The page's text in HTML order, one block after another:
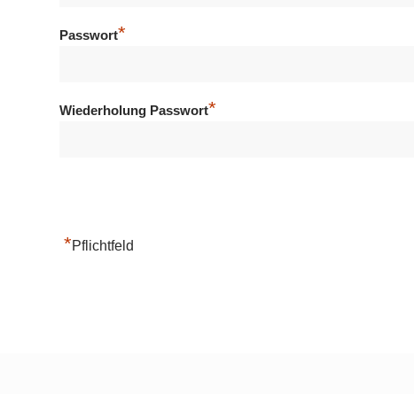
Passwort*
Wiederholung Passwort*
*Pflichtfeld